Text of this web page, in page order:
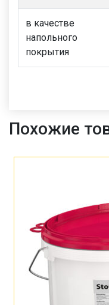
в качестве
напольного
покрытия
Похожие